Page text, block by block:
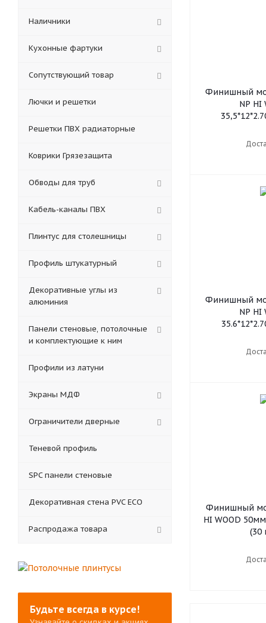
Финишный
NP HI
Финишный
NP HI
Финишный
HI WOOD
(30
Наличники
Кухонные фартуки
Сопутствующий товар
Лючки и решетки
Решетки ПВХ радиаторные
Коврики Грязезащита
Обводы для труб
Кабель-каналы ПВХ
Плинтус для столешницы
Профиль штукатурный
Декоративные углы из
алюминия
Панели стеновые, потолочные
и комплектующие к ним
Профили из латуни
Экраны МДФ
Ограничители дверные
Теневой профиль
SPC панели стеновые
Декоративная стена PVC ECO
Распродажа товара
Будьте всегда в курсе!